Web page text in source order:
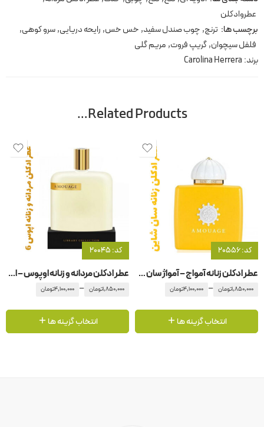
عطروادکلن
برچسب ها: ترنج, چوب صندل سفید, خس خس, رایحه دریایی,سرو کوهی,
فلفل سیچوان,گریپ فروت, مریم گلی
برند: Carolina Herrera
Related Products…
کد: 20556
عطر ادکلن زنانه آمواج – آمواژ سان شاین
1,850,000تومان –
4,100,000تومان
انتخاب گزینه ها
کد: 20045
عطر ادکلن مردانه و زنانه اوپوس – اپوس 6 آمواج – آمواژ
1,850,000تومان –
4,100,000تومان
انتخاب گزینه ها